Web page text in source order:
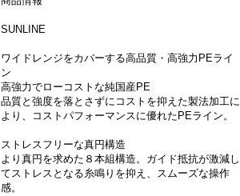
SUNLINE
ワイドレンジをカバーする高品質・高強力PEライ
ン
高強力でローコストな純国産PE
品質と強度を落とさずにコストを抑えた製法加工に
より、コストパフォーマンスに優れたPEライン。
ストレスフリーな真円構造
より真円を求めた８本組構造。ガイド抵抗が激減し
てストレスとなる糸鳴りを抑え、スムーズな操作
感。